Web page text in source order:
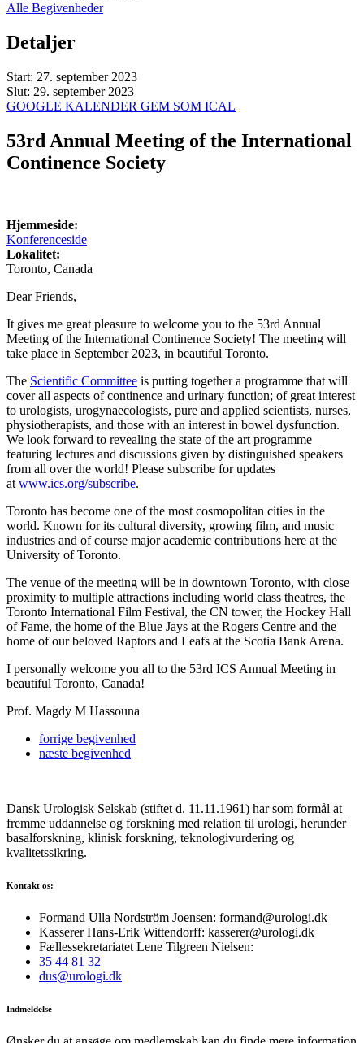
Alle Begivenheder
Detaljer
Start: 27. september 2023
Slut: 29. september 2023
GOOGLE KALENDER GEM SOM ICAL
53rd Annual Meeting of the International
Continence Society
Hjemmeside:
Konferenceside
Lokalitet:
Toronto, Canada
Dear Friends,
It gives me great pleasure to welcome you to the 53rd Annual
Meeting of the International Continence Society! The meeting will
take place in September 2023, in beautiful Toronto.
The Scientific Committee is putting together a programme that will
cover all aspects of continence and urinary function; of great interest
to urologists, urogynaecologists, pure and applied scientists, nurses,
physiotherapists, and those with an interest in bowel dysfunction.
We look forward to revealing the state of the art programme
featuring lectures and discussions given by distinguished speakers
from all over the world! Please subscribe for updates
at www.ics.org/subscribe.
Toronto has become one of the most cosmopolitan cities in the
world. Known for its cultural diversity, growing film, and music
industries and of course major academic contributions here at the
University of Toronto.
The venue of the meeting will be in downtown Toronto, with close
proximity to multiple attractions including world class theatres, the
Toronto International Film Festival, the CN tower, the Hockey Hall
of Fame, the home of the Blue Jays at the Rogers Centre and the
home of our beloved Raptors and Leafs at the Scotia Bank Arena.
I personally welcome you all to the 53rd ICS Annual Meeting in
beautiful Toronto, Canada!
Prof. Magdy M Hassouna
forrige begivenhed
næste begivenhed
Dansk Urologisk Selskab (stiftet d. 11.11.1961) har som formål at
fremme uddannelse og forskning med relation til urologi, herunder
basalforskning, klinisk forskning, teknologivurdering og
kvalitetssikring.
Kontakt os:
Formand Ulla Nordström Joensen: formand@urologi.dk
Kasserer Hans-Erik Wittendorff: kasserer@urologi.dk
Fællessekretariatet Lene Tilgreen Nielsen:
35 44 81 32
dus@urologi.dk
Indmeldelse